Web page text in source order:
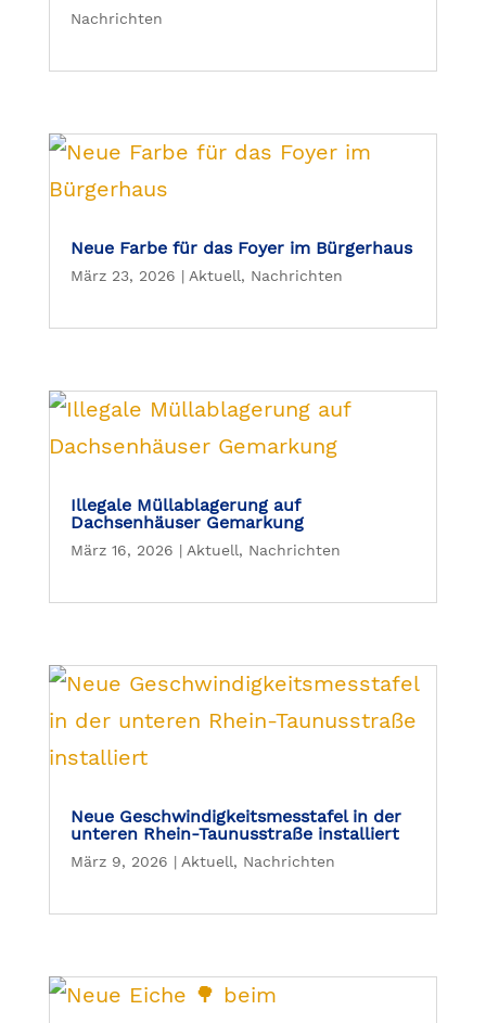
Nachrichten
Neue Farbe für das Foyer im Bürgerhaus
März 23, 2026 | Aktuell, Nachrichten
Illegale Müllablagerung auf
Dachsenhäuser Gemarkung
März 16, 2026 | Aktuell, Nachrichten
Neue Geschwindigkeitsmesstafel in der
unteren Rhein-Taunusstraße installiert
März 9, 2026 | Aktuell, Nachrichten